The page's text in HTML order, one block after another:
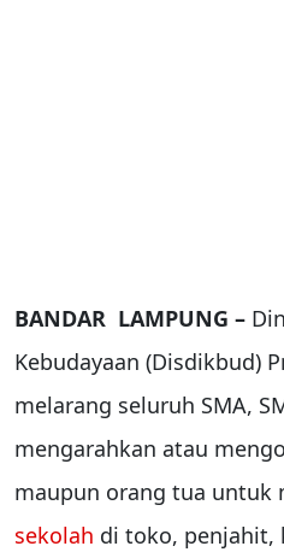
BANDAR LAMPUNG –
Kebudayaan (Disdikbud)
melarang seluruh SMA,
mengarahkan atau
maupun orang tua untuk
sekolah di toko, penjahit,